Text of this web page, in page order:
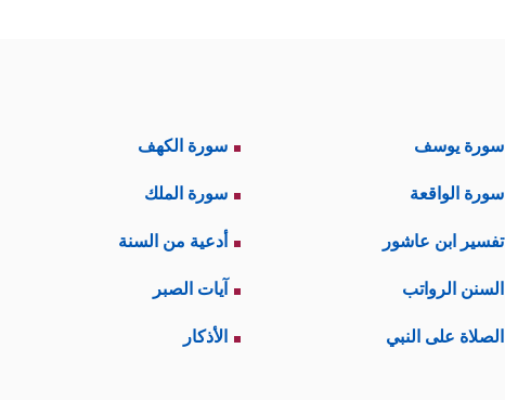
سورة يوسف سورة الكهف
سورة الواقعة سورة الملك
تفسير ابن عاشور أدعية من السنة
السنن الرواتب آيات الصبر
الصلاة على النبي الأذكار